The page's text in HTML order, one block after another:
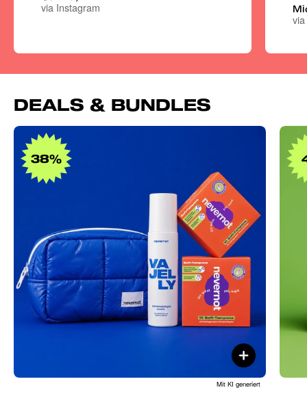
via Instagram
DEALS & BUNDLES
38%
Mit KI generiert